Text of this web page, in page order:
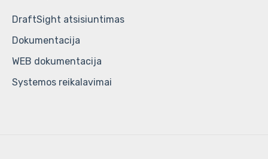
DraftSight atsisiuntimas
Dokumentacija
WEB dokumentacija
Systemos reikalavimai